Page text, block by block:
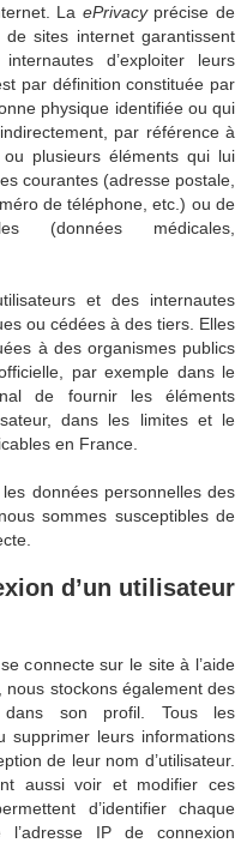
La ePrivacyprécise de
sites internet garantissent
d’exploiter leurs
par définition constituée par
physique identifiée ou qui
par référence à
plusieurs éléments qui lui
courantes (adresse postale,
de téléphone, etc.) ou de
(données médicales,
et des internautes
ou cédées à des tiers. Elles
à des organismes publics
par exemple dans le
de fournir les éléments
dans les limites et le
en France.
données personnelles des
sommes susceptibles de
d’un utilisateur
connecte sur le site à l’aide
nous stockons également des
dans son profil. Tous les
supprimer leurs informations
de leur nom d’utilisateur.
aussi voir et modifier ces
d’identifier chaque
IP de connexion